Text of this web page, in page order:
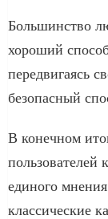
Большинство
хороший
передвигаясь
безопасный
В конечном
пользователей
единого
классические